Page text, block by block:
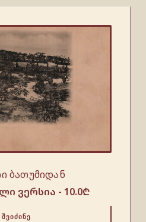
ბათუმიდან
ვერსია - 10.0₾
ᲨᲔᲘᲫᲘᲜᲔ